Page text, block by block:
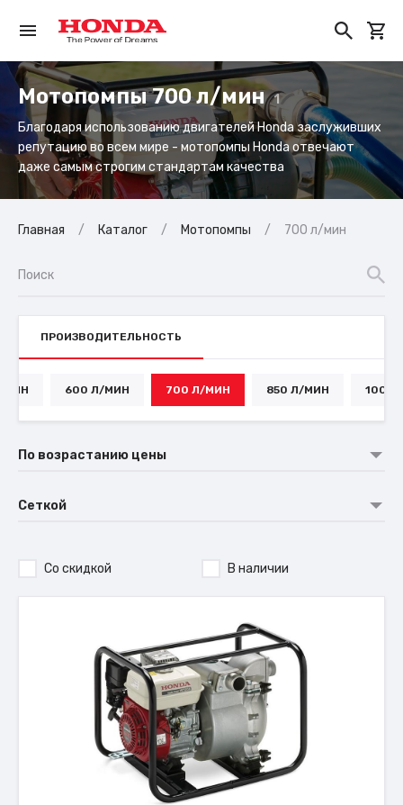
Мотопомпы 700 л/мин 1
Благодаря использованию двигателей Honda заслуживших
репутацию во всем мире - мотопомпы Honda отвечают
даже самым строгим стандартам качества
Главная Каталог Мотопомпы 700 л/мин
ПРОИЗВОДИТЕЛЬНОСТЬ
МИН 600 Л/МИН 700 Л/МИН 850 Л/МИН 1000
По возрастанию цены
Сеткой
Со скидкой В наличии